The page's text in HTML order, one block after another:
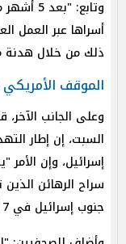
وتابع:
أسراها عبر العمل
ذلك من خلال هدنة
الموقف
وعلى الجانب الآخر،
إسرائيل، وإن
سراح الرهائن
جنوب إسرائيل في 7 أكتوبر الماضي.